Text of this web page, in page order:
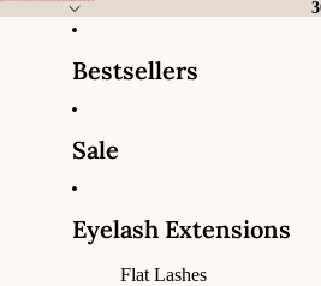
Bestsellers
Sale
Eyelash Extensions
Flat Lashes